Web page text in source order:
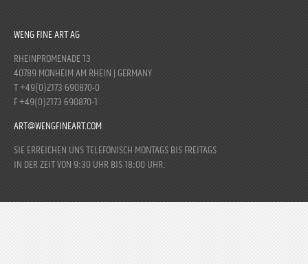
WENG FINE ART AG
RHEINPROMENADE 13
40789 MONHEIM AM RHEIN | GERMANY
T +49(0)2173 690870-0
F +49(0)2173 690870-1
ART@WENGFINEART.COM
SIE ERREICHEN UNS TELEFONISCH MONTAGS BIS FREITAGS
IN DER ZEIT VON 9:30 UHR BIS 18:00 UHR.